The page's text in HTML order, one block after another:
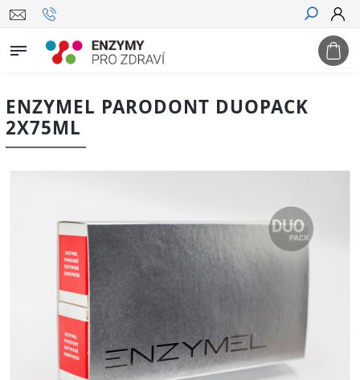
Hledat
ENZYMEL PARODONT DUOPACK
2X75ML